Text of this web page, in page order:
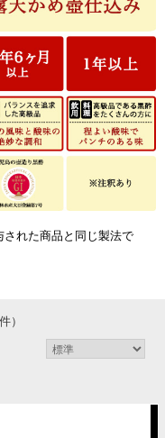
れた商品と同じ製法で
）